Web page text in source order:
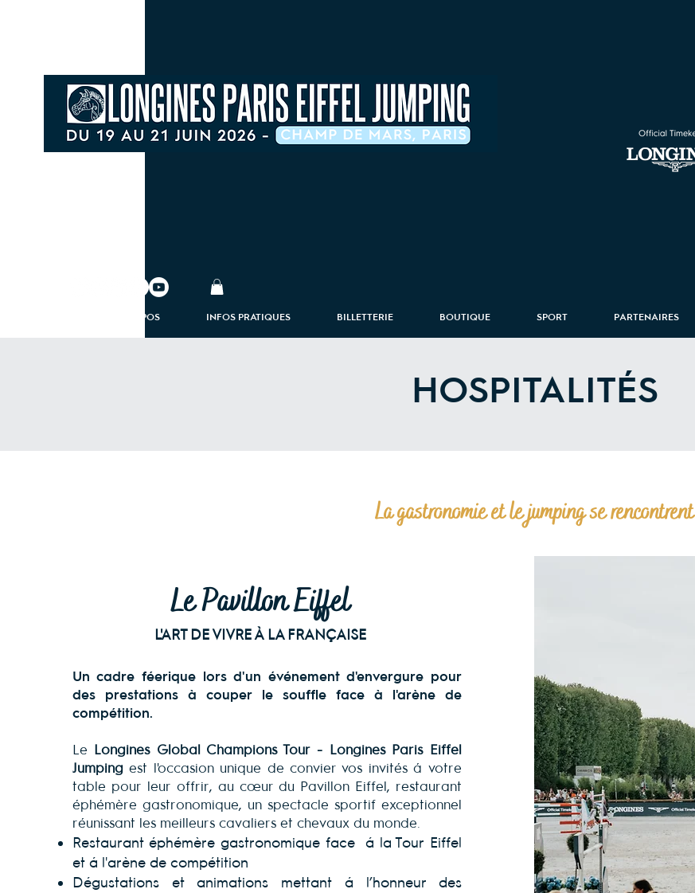
À PROPOS INFOS PRATIQUES BILLETTERIE BOUTIQUE SPORT PARTENAIRES
HOSPITALITÉS
La gastronomie et le jumping se rencontrent
Le Pavillon Eiffel
L'ART DE VIVRE À LA FRANÇAISE
Un cadre féerique lors d'un événement d'envergure pour
des prestations à couper le souffle face à l'arène de
compétition.
Le Longines Global Champions Tour- Longines Paris Eiffel
Jumping est l'occasion unique de convier vos invités à votre
table pour leur offrir, au cœur du Pavillon Eiffel, restaurant
éphémère gastronomique, un spectacle sportif exceptionnel
réunissant les meilleurs cavaliers et chevaux du monde.
Restaurant éphémère gastronomique face à la Tour Eiffel
et à l'arène de compétition
Dégustations et animations mettant à l’honneur des